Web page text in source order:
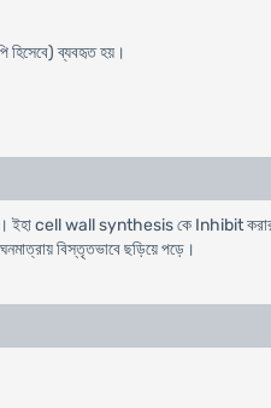
হিসেবে) ব্যবহৃত হয়।
ইহা cell wall synthesis কে Inhibit
বিস্তৃতভাবে ছড়িয়ে পড়ে।